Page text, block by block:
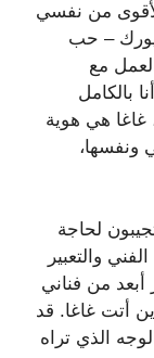
من نفسي
– حب
مع
بالكامل
غاغا هي هوية
ونفسها،
لحاجة
والتعبير
أبعد من فناني
أتت غاغا. قد
الذي تراه